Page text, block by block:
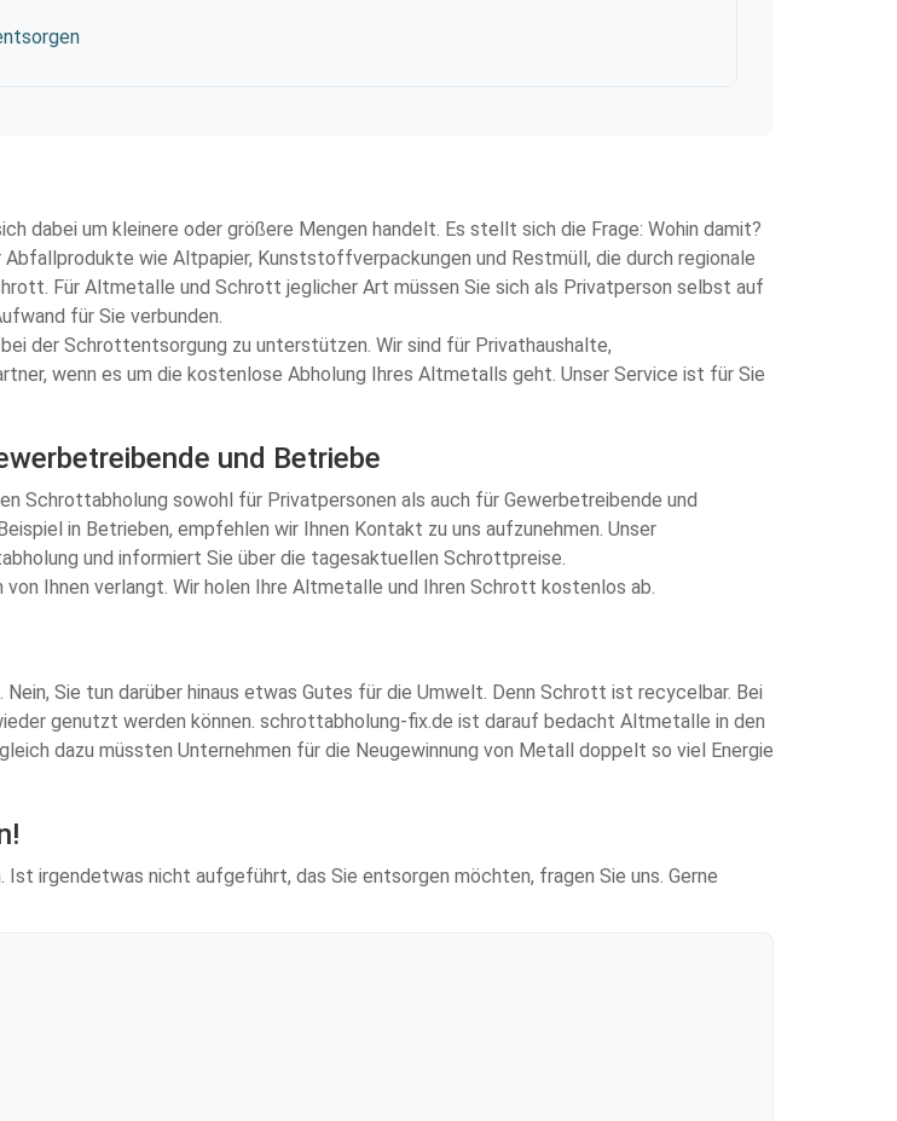
dabei um kleinere oder größere Mengen handelt. Es stellt sich die Frage: Wohin damit?
wie Altpapier, Kunststoffverpackungen und Restmüll, die durch regionale
Für Altmetalle und Schrott jeglicher Art müssen Sie sich als Privatperson selbst auf
für Sie verbunden.
der Schrottentsorgung zu unterstützen. Wir sind für Privathaushalte,
wenn es um die kostenlose Abholung Ihres Altmetalls geht. Unser Service ist für Sie
und Betriebe
Schrottabholung sowohl für Privatpersonen als auch für Gewerbetreibende und
in Betrieben, empfehlen wir Ihnen Kontakt zu uns aufzunehmen. Unser
und informiert Sie über die tagesaktuellen Schrottpreise.
Ihnen verlangt. Wir holen Ihre Altmetalle und Ihren Schrott kostenlos ab.
Sie tun darüber hinaus etwas Gutes für die Umwelt. Denn Schrott ist recycelbar. Bei
genutzt werden können. schrottabholung-fix.de ist darauf bedacht Altmetalle in den
dazu müssten Unternehmen für die Neugewinnung von Metall doppelt so viel Energie
irgendetwas nicht aufgeführt, das Sie entsorgen möchten, fragen Sie uns. Gerne